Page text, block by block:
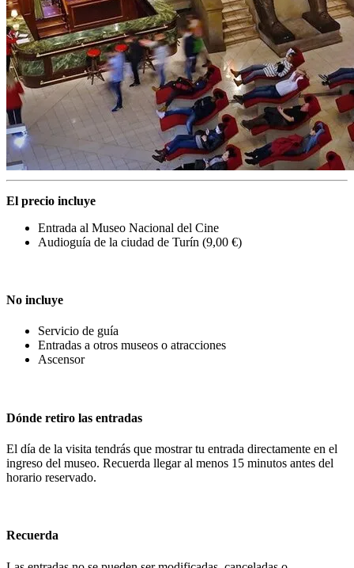
El precio incluye
Entrada al Museo Nacional del Cine
Audioguía de la ciudad de Turín (9,00 €)
No incluye
Servicio de guía
Entradas a otros museos o atracciones
Ascensor
Dónde retiro las entradas
El día de la visita tendrás que mostrar tu entrada directamente en el
ingreso del museo. Recuerda llegar al menos 15 minutos antes del
horario reservado.
Recuerda